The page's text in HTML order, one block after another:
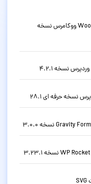
قالب فروشگاهی چندمنظوره وودمارت WoodMart ووکامرس نسخه